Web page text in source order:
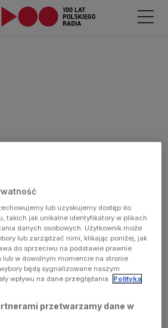
lub uzyskujemy dostęp do
takich jak unikalne identyfikatory w plikach
danych osobowych. Użytkownik może
lub zarządzać nimi, klikając poniżej, jak
do sprzeciwu na podstawie prawnie
w dowolnym momencie na stronie
będą sygnalizowane naszym
wpływu na dane przeglądania. Polityka
przetwarzamy dane w